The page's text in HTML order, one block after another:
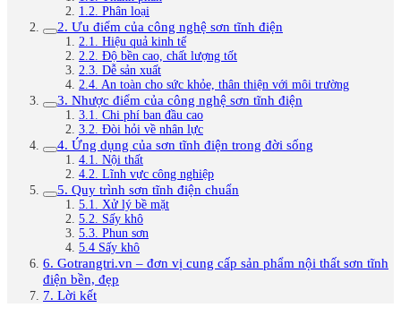
1.2. Phân loại
2. Ưu điểm của công nghệ sơn tĩnh điện
2.1. Hiệu quả kinh tế
2.2. Độ bền cao, chất lượng tốt
2.3. Dễ sản xuất
2.4. An toàn cho sức khỏe, thân thiện với môi trường
3. Nhược điểm của công nghệ sơn tĩnh điện
3.1. Chi phí ban đầu cao
3.2. Đòi hỏi về nhân lực
4. Ứng dụng của sơn tĩnh điện trong đời sống
4.1. Nội thất
4.2. Lĩnh vực công nghiệp
5. Quy trình sơn tĩnh điện chuẩn
5.1. Xử lý bề mặt
5.2. Sấy khô
5.3. Phun sơn
5.4 Sấy khô
6. Gotrangtri.vn – đơn vị cung cấp sản phẩm nội thất sơn tĩnh
điện bền, đẹp
7. Lời kết